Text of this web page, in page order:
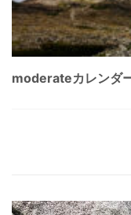
moderateカレンダ